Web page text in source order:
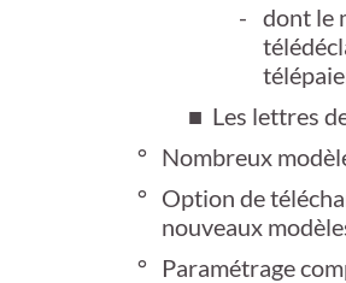
dont le
Les lettres
Nombreux
Option de
nouveaux
Paramétrage